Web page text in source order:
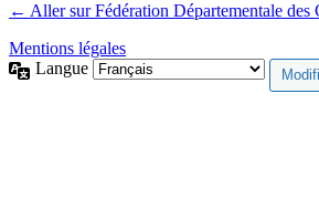
← Aller sur Fédération Départementale des
Mentions légales
Langue